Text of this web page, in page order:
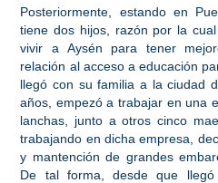
Posteriormente, estando en
tiene dos hijos, razón por la
vivir a Aysén para tener
relación al acceso a educación
llegó con su familia a la ciudad
años, empezó a trabajar en una
lanchas, junto a otros cinco
trabajando en dicha empresa,
y mantención de grandes
De tal forma, desde que